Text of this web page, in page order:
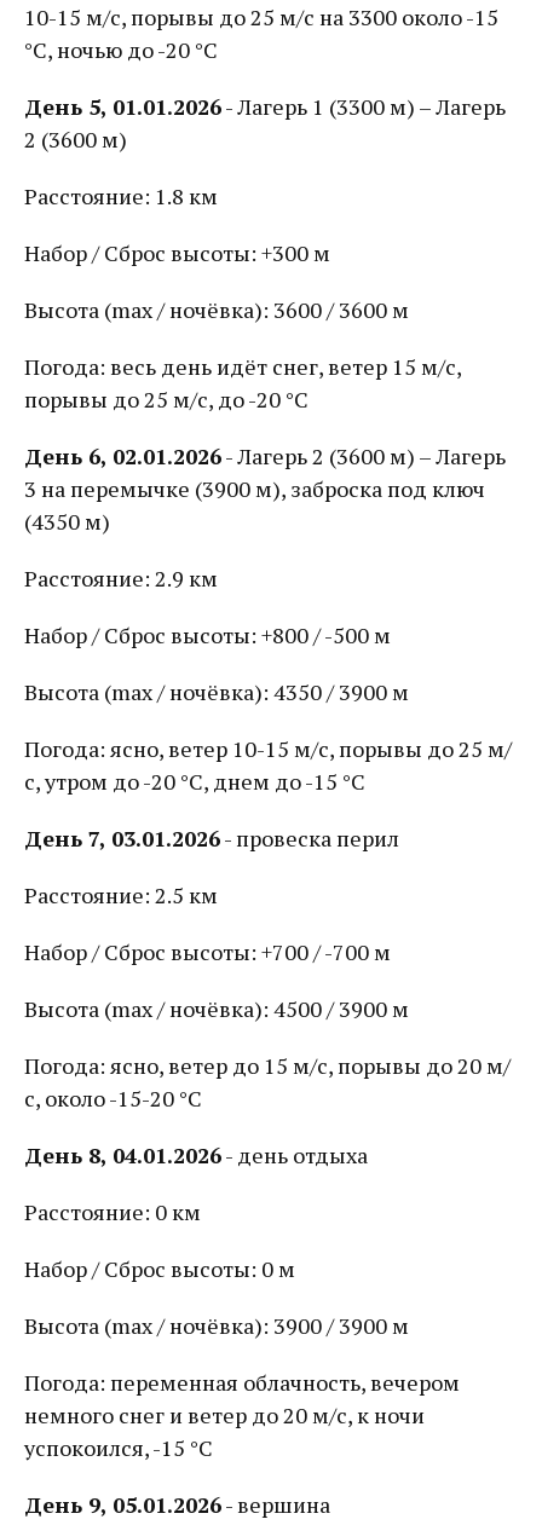
10-15 м/с, порывы до 25 м/с на 3300 около -15
°С, ночью до -20 °С
День 5, 01.01.2026- Лагерь 1 (3300 м) – Лагерь
2 (3600 м)
Расстояние: 1.8 км
Набор / Сброс высоты: +300 м
Высота (max / ночёвка): 3600 / 3600 м
Погода: весь день идёт снег, ветер 15 м/с,
порывы до 25 м/с, до -20 °С
День 6, 02.01.2026- Лагерь 2 (3600 м) – Лагерь
3 на перемычке (3900 м), заброска под ключ
(4350 м)
Расстояние: 2.9 км
Набор / Сброс высоты: +800 / -500 м
Высота (max / ночёвка): 4350 / 3900 м
Погода: ясно, ветер 10-15 м/с, порывы до 25 м/
с, утром до -20 °С, днем до -15 °С
День 7, 03.01.2026- провеска перил
Расстояние: 2.5 км
Набор / Сброс высоты: +700 / -700 м
Высота (max / ночёвка): 4500 / 3900 м
Погода: ясно, ветер до 15 м/с, порывы до 20 м/
с, около -15-20 °С
День 8, 04.01.2026- день отдыха
Расстояние: 0 км
Набор / Сброс высоты: 0 м
Высота (max / ночёвка): 3900 / 3900 м
Погода: переменная облачность, вечером
немного снег и ветер до 20 м/с, к ночи
успокоился, -15 °С
День 9, 05.01.2026- вершина